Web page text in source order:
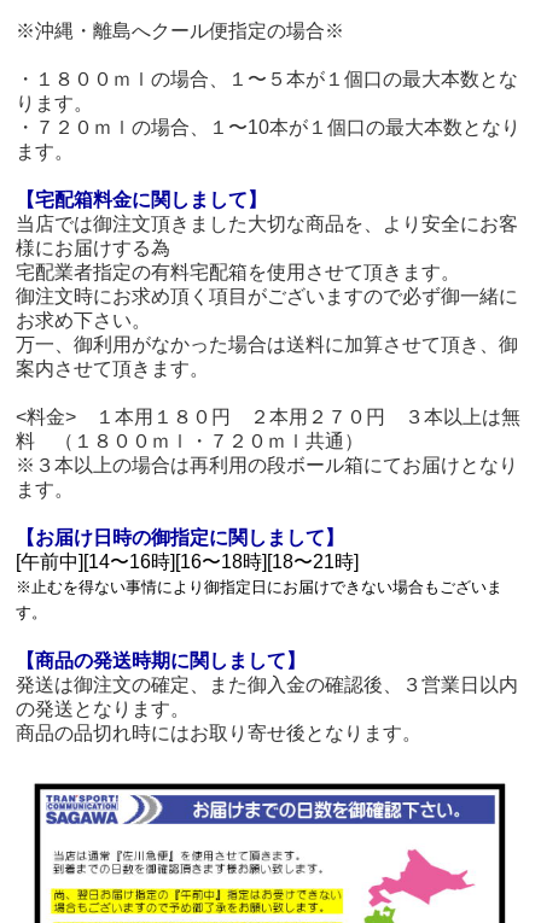
※沖縄・離島へクール便指定の場合※
・１８００ｍｌの場合、１〜５本が１個口の最大本数とな
ります。
・７２０ｍｌの場合、１〜10本が１個口の最大本数となり
ます。
【宅配箱料金に関しまして】
当店では御注文頂きました大切な商品を、より安全にお客
様にお届けする為
宅配業者指定の有料宅配箱を使用させて頂きます。
御注文時にお求め頂く項目がございますので必ず御一緒に
お求め下さい。
万一、御利用がなかった場合は送料に加算させて頂き、御
案内させて頂きます。
<料金> １本用１８０円 ２本用２７０円 ３本以上は無
料 （１８００ｍｌ・７２０ｍｌ共通）
※３本以上の場合は再利用の段ボール箱にてお届けとなり
ます。
【お届け日時の御指定に関しまして】
[午前中][14〜16時][16〜18時][18〜21時]
※止むを得ない事情により御指定日にお届けできない場合もございま
す。
【商品の発送時期に関しまして】
発送は御注文の確定、また御入金の確認後、３営業日以内
の発送となります。
商品の品切れ時にはお取り寄せ後となります。